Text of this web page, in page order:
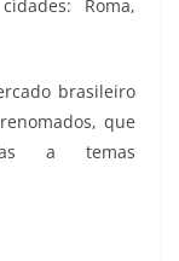
Roma,
brasileiro
que
a temas